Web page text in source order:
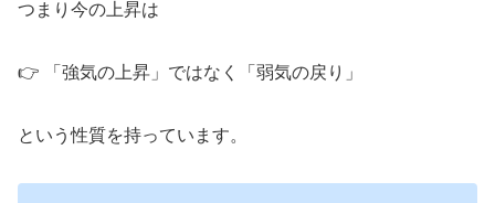
つまり今の上昇は
👉 「強気の上昇」ではなく「弱気の戻り」
という性質を持っています。